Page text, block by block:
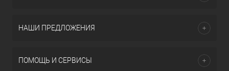
НАШИ ПРЕДЛОЖЕНИЯ
ПОМОЩЬ И СЕРВИСЫ